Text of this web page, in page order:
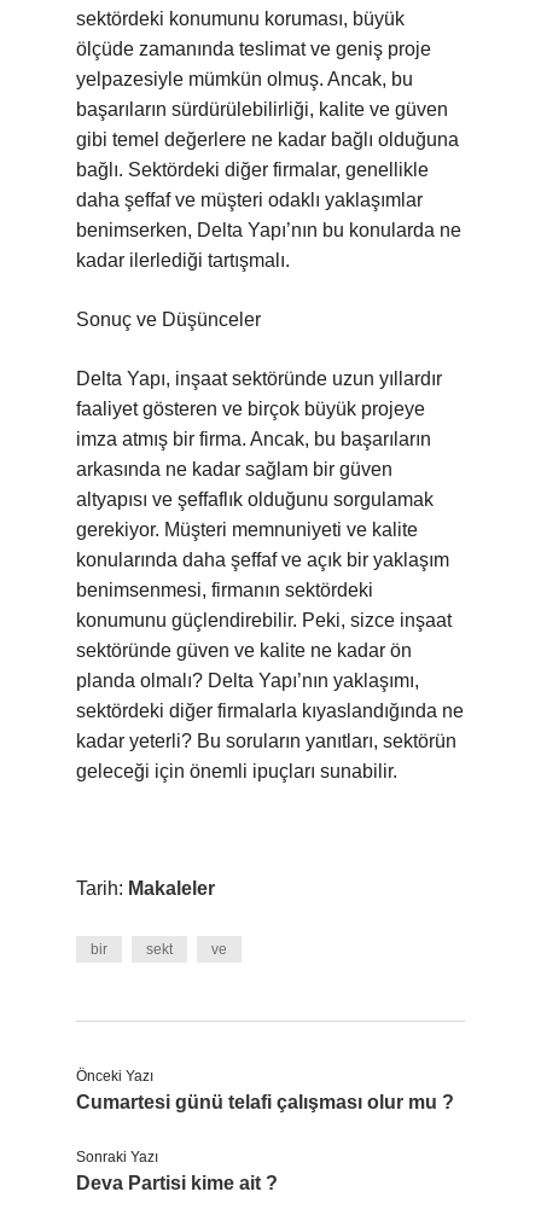
sektördeki konumunu koruması, büyük
ölçüde zamanında teslimat ve geniş proje
yelpazesiyle mümkün olmuş. Ancak, bu
başarıların sürdürülebilirliği, kalite ve güven
gibi temel değerlere ne kadar bağlı olduğuna
bağlı. Sektördeki diğer firmalar, genellikle
daha şeffaf ve müşteri odaklı yaklaşımlar
benimserken, Delta Yapı’nın bu konularda ne
kadar ilerlediği tartışmalı.
Sonuç ve Düşünceler
Delta Yapı, inşaat sektöründe uzun yıllardır
faaliyet gösteren ve birçok büyük projeye
imza atmış bir firma. Ancak, bu başarıların
arkasında ne kadar sağlam bir güven
altyapısı ve şeffaflık olduğunu sorgulamak
gerekiyor. Müşteri memnuniyeti ve kalite
konularında daha şeffaf ve açık bir yaklaşım
benimsenmesi, firmanın sektördeki
konumunu güçlendirebilir. Peki, sizce inşaat
sektöründe güven ve kalite ne kadar ön
planda olmalı? Delta Yapı’nın yaklaşımı,
sektördeki diğer firmalarla kıyaslandığında ne
kadar yeterli? Bu soruların yanıtları, sektörün
geleceği için önemli ipuçları sunabilir.
Tarih: Makaleler
bir sekt ve
Önceki Yazı
Cumartesi günü telafi çalışması olur mu ?
Sonraki Yazı
Deva Partisi kime ait ?